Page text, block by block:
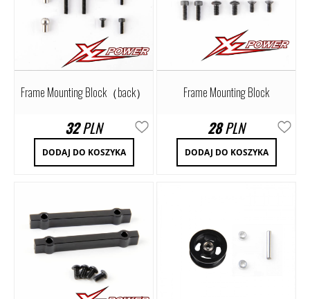
Frame Mounting Block（back）
32PLN
DODAJ DO KOSZYKA
Frame Mounting Block
28PLN
DODAJ DO KOSZYKA